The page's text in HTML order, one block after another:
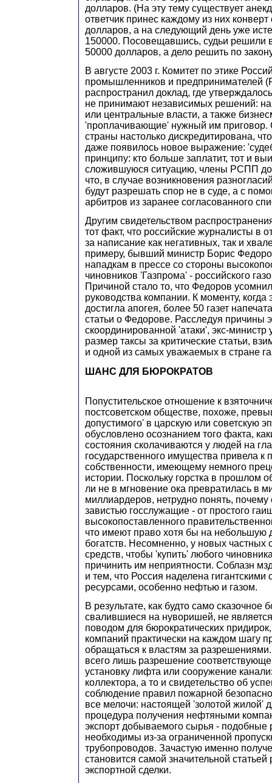
долларов. (На эту тему существует
ответчик принес каждому из них конверт
долларов, а на следующий день уже
150000. Посовещавшись, судьи решили
50000 долларов, а дело решить по
В августе 2003 г. Комитет по этике
промышленников и предпринимателей
распространил доклад, где
не принимают независимых решений:
или центральные власти, а также
'проплачивающие' нужный им приговор.
страны настолько дискредитирована,
даже появилось новое выражение:
принципу: кто больше заплатит, тот и
сложившуюся ситуацию, члены РСПП
что, в случае возникновения
будут разрешать спор не в суде, а с
арбитров из заранее согласованного
Другим свидетельством
тот факт, что российские журналисты в
за написание как негативных, так и
примеру, бывший министр Борис
нападкам в прессе со стороны
чиновников 'Газпрома' - российского
Причиной стало то, что Федоров
руководства компании. К моменту, когда
достигла апогея, более 50 газет
статьи о Федорове. Расследуя причины
скоординированной 'атаки', экс-министр
размер таксы за критические статьи,
и одной из самых уважаемых в стране
ШАНС ДЛЯ БЮРОКРАТОВ
Попустительское отношение к
постсоветском обществе, похоже,
допустимого' в царскую или советскую
обусловлено осознанием того факта,
состояния сколачиваются у людей на
государственного имущества привела к
собственности, имеющему немного
истории. Поскольку горстка в прошлом
ли не в мгновение ока превратилась в
миллиардеров, нетрудно понять,
завистью госслужащие - от простого
высокопоставленного
что имеют право хотя бы на небольшую
богатств. Несомненно, у новых частных
средств, чтобы 'купить' любого
причинить им неприятности. Соблазн
и тем, что Россия наделена
ресурсами, особенно нефтью и газом.
В результате, как будто само сказочное
свалившиеся на нуворишей, не
поводом для бюрократических
компаний практически на каждом шагу
обращаться к властям за
всего лишь разрешение
установку лифта или сооружение
коллектора, а то и свидетельство об
соблюдение правил пожарной
все мелочи: настоящей 'золотой жилой'
процедура получения нефтяными
экспорт добываемого сырья - подобные
необходимы из-за ограниченной
трубопроводов. Зачастую именно
становится самой значительной
экспортной сделки.